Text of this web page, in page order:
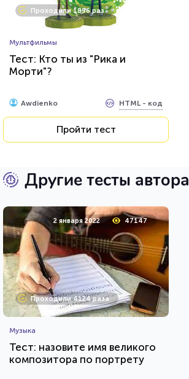
Проходили 1896 раз
Мультфильмы
Тест: Кто ты из "Рика и
Морти"?
Awdienko HTML - код
Пройти тест
Другие тесты автора
2 января 2022 47147
Проходили 4124 раза
Музыка
Тест: назовите имя великого
композитора по портрету